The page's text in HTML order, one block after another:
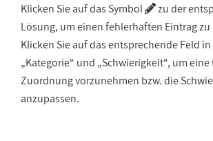
Klicken Sie auf das Symbol
zu der
Lösung, um einen fehlerhaften Eintrag
Klicken Sie auf das entsprechende Feld
„Kategorie“ und „Schwierigkeit“, um
Zuordnung vorzunehmen bzw. die
anzupassen.